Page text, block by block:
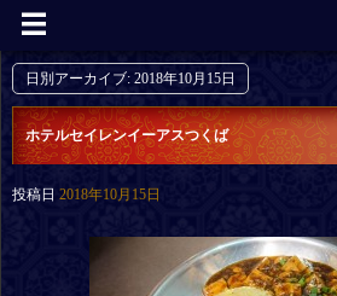
日別アーカイブ: 2018年10月15日
ホテルセイレンイーアスつくば
投稿日 2018年10月15日